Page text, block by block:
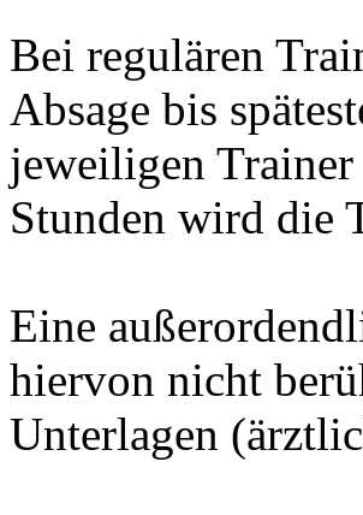
Bei regulären
Absage bis
jeweiligen
Stunden wird die
Eine
hiervon nicht
Unterlagen